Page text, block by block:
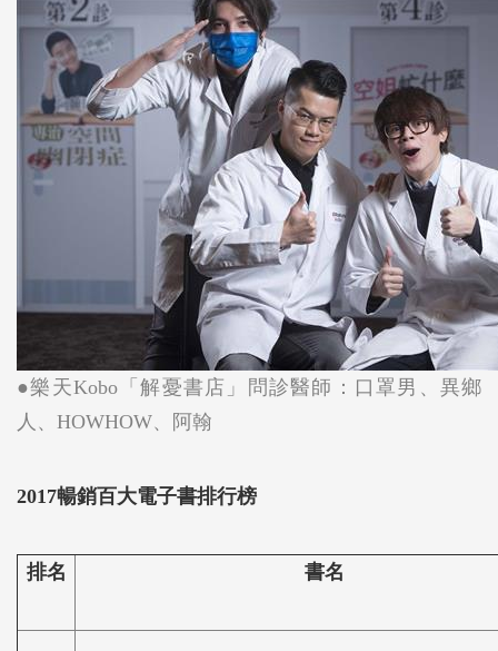
●樂天Kobo「解憂書店」問診醫師：口罩男、異鄉
人、HOWHOW、阿翰
2017暢銷百大電子書排行榜
排名 書名